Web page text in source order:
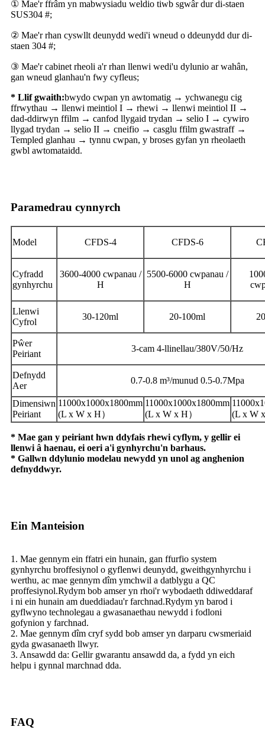
① Mae'r ffrâm yn mabwysiadu weldio tiwb sgwâr dur di-staen
SUS304 #;
② Mae'r rhan cyswllt deunydd wedi'i wneud o ddeunydd dur di-
staen 304 #;
③ Mae'r cabinet rheoli a'r rhan llenwi wedi'u dylunio ar wahân,
gan wneud glanhau'n fwy cyfleus;
* Llif gwaith:bwydo cwpan yn awtomatig → ychwanegu cig
ffrwythau → llenwi meintiol I → rhewi → llenwi meintiol II →
dad-ddirwyn ffilm → canfod llygaid trydan → selio I → cywiro
llygad trydan → selio II → cneifio → casglu ffilm gwastraff →
Templed glanhau → tynnu cwpan, y broses gyfan yn rheolaeth
gwbl awtomataidd.
Paramedrau cynnyrch
Model CFDS-4 CFDS-6
Cyfradd
gynhyrchu
3600-4000 cwpanau /
H
5500-6000 cwpanau /
H
Llenwi
Cyfrol
30-120ml 20-100ml
Pŵer
Peiriant
3-cam 4-llinellau/380V/50/Hz
Defnydd
Aer
0.7-0.8 m³/munud 0.5-0.7Mpa
Dimensiwn
Peiriant
11000x1000x1800mm
(L x W x H）
11000x1000x1800mm
(L x W x H）
(L x W
* Mae gan y peiriant hwn ddyfais rhewi cyflym, y gellir ei
llenwi â haenau, ei oeri a'i gynhyrchu'n barhaus.
* Gallwn ddylunio modelau newydd yn unol ag anghenion
defnyddwyr.
Ein Manteision
1. Mae gennym ein ffatri ein hunain, gan ffurfio system
gynhyrchu broffesiynol o gyflenwi deunydd, gweithgynhyrchu i
werthu, ac mae gennym dîm ymchwil a datblygu a QC
proffesiynol.Rydym bob amser yn rhoi'r wybodaeth ddiweddaraf
i ni ein hunain am dueddiadau'r farchnad.Rydym yn barod i
gyflwyno technolegau a gwasanaethau newydd i fodloni
gofynion y farchnad.
2. Mae gennym dîm cryf sydd bob amser yn darparu cwsmeriaid
gyda gwasanaeth llwyr.
3. Ansawdd da: Gellir gwarantu ansawdd da, a fydd yn eich
helpu i gynnal marchnad dda.
FAQ